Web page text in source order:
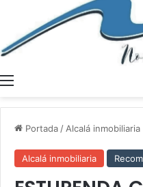
Portada / Alcalá inmobiliaria
Alcalá inmobiliaria